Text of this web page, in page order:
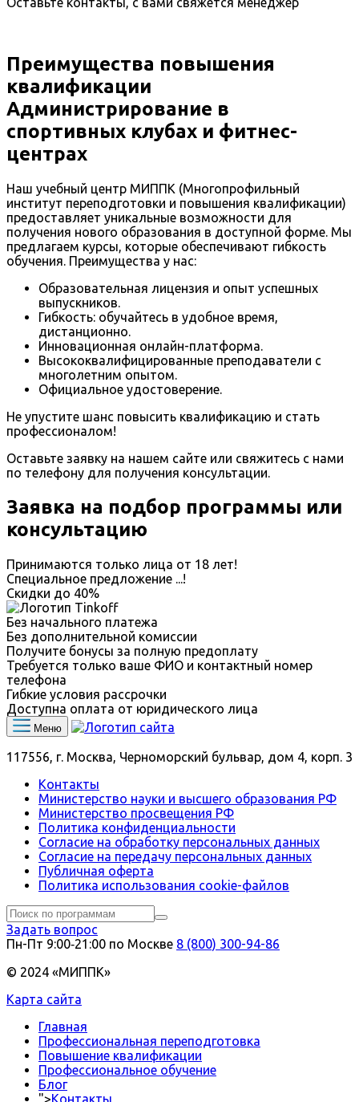
Преимущества повышения
квалификации
Администрирование в
спортивных клубах и фитнес-
центрах
Наш учебный центр МИППК (Многопрофильный
институт переподготовки и повышения квалификации)
предоставляет уникальные возможности для
получения нового образования в доступной форме. Мы
предлагаем курсы, которые обеспечивают гибкость
обучения. Преимущества у нас:
Образовательная лицензия и опыт успешных
выпускников.
Гибкость: обучайтесь в удобное время,
дистанционно.
Инновационная онлайн-платформа.
Высококвалифицированные преподаватели с
многолетним опытом.
Официальное удостоверение.
Не упустите шанс повысить квалификацию и стать
профессионалом!
Оставьте заявку на нашем сайте или свяжитесь с нами
по телефону для получения консультации.
Заявка на подбор программы или
консультацию
Принимаются только лица от 18 лет!
Специальное предложение
!
Скидки до 40%
Без начального платежа
Без дополнительной комиссии
Получите бонусы за полную предоплату
Требуется только ваше ФИО и контактный номер
телефона
Гибкие условия рассрочки
Доступна оплата от юридического лица
Меню
117556, г. Москва, Черноморский бульвар, дом 4, корп. 3
Контакты
Министерство науки и высшего образования РФ
Министерство просвещения РФ
Политика конфиденциальности
Согласие на обработку персональных данных
Согласие на передачу персональных данных
Публичная оферта
Политика использования сookie-файлов
Задать вопрос
Пн-Пт 9:00‑21:00 по Москве 8 (800) 300-94-86
© 2024 «МИППК»
Карта сайта
Главная
Профессиональная переподготовка
Повышение квалификации
Профессиональное обучение
Блог
">Контакты